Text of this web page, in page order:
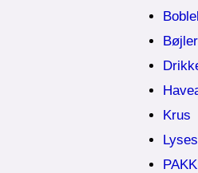
Bøjler
Krus